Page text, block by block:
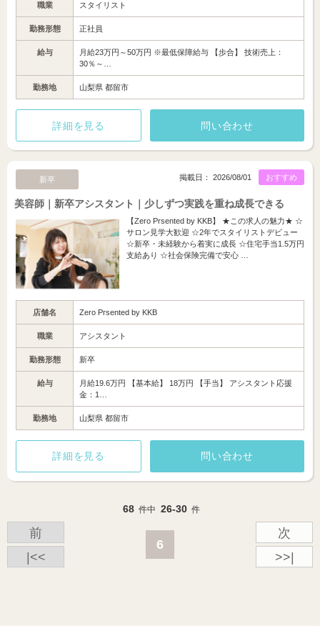
職業 スタイリスト
勤務形態 正社員
給与
月給23万円～50万円 ※最低保障給与 【歩合】 技術売上：
30％～…
勤務地 山梨県 都留市
詳細を見る 問い合わせ
新卒 おすすめ
掲載日： 2026/08/01
美容師｜新卒アシスタント｜少しずつ実践を重ね成長できる
【Zero Prsented by KKB】 ★この求人の魅力★ ☆
サロン見学大歓迎 ☆2年でスタイリストデビュー
☆新卒・未経験から着実に成長 ☆住宅手当1.5万円
支給あり ☆社会保険完備で安心 …
店舗名 Zero Prsented by KKB
職業 アシスタント
勤務形態 新卒
給与
月給19.6万円 【基本給】 18万円 【手当】 アシスタント応援
金：1…
勤務地 山梨県 都留市
詳細を見る 問い合わせ
68 件中 26-30 件
|<<
前
6
次
>>|